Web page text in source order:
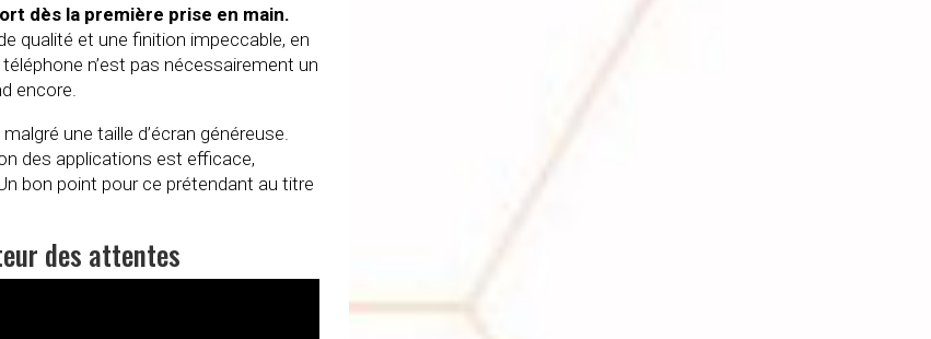
dès la première prise en main.
qualité et une finition impeccable, en
n’est pas nécessairement un
encore.
une taille d’écran généreuse.
des applications est efficace,
bon point pour ce prétendant au titre
des attentes